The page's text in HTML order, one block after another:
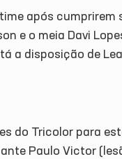
após
e o meia Davi
a disposição de
do Tricolor para
Paulo Victor